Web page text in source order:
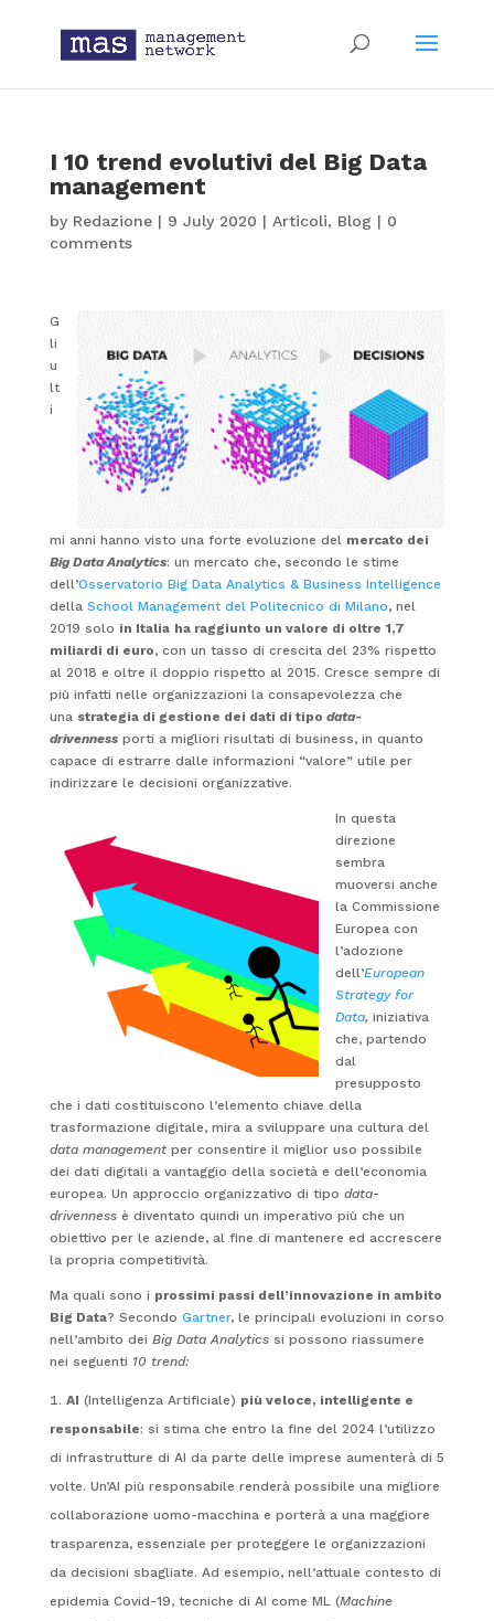
I 10 trend evolutivi del Big Data
management
by Redazione| 9 July 2020 | Articoli, Blog | 0
comments
G
li
u
lt
i
mi anni hanno visto una forte evoluzione del mercato dei
Big Data Analytics: un mercato che, secondo le stime
dell’Osservatorio Big Data Analytics & Business Intelligence
della School Management del Politecnico di Milano, nel
2019 solo in Italia ha raggiunto un valore di oltre 1,7
miliardi di euro, con un tasso di crescita del 23% rispetto
al 2018 e oltre il doppio rispetto al 2015. Cresce sempre di
più infatti nelle organizzazioni la consapevolezza che
una strategia di gestione dei dati di tipo data-
drivennessporti a migliori risultati di business, in quanto
capace di estrarre dalle informazioni “valore” utile per
indirizzare le decisioni organizzative.
In questa
direzione
sembra
muoversi anche
la Commissione
Europea con
l’adozione
dell’European
Strategy for
Data, iniziativa
che, partendo
dal
presupposto
che i dati costituiscono l’elemento chiave della
trasformazione digitale, mira a sviluppare una cultura del
data managementper consentire il miglior uso possibile
dei dati digitali a vantaggio della società e dell’economia
europea. Un approccio organizzativo di tipo data-
drivennessè diventato quindi un imperativo più che un
obiettivo per le aziende, al fine di mantenere ed accrescere
la propria competitività.
Ma quali sono i prossimi passi dell’innovazione in ambito
Big Data? Secondo Gartner, le principali evoluzioni in corso
nell’ambito dei Big Data Analyticssi possono riassumere
nei seguenti 10 trend:
AI (Intelligenza Artificiale) più veloce, intelligente e
responsabile: si stima che entro la fine del 2024 l’utilizzo
di infrastrutture di AI da parte delle imprese aumenterà di 5
volte. Un’AI più responsabile renderà possibile una migliore
collaborazione uomo-macchina e porterà a una maggiore
trasparenza, essenziale per proteggere le organizzazioni
da decisioni sbagliate. Ad esempio, nell’attuale contesto di
epidemia Covid-19, tecniche di AI come ML (Machine